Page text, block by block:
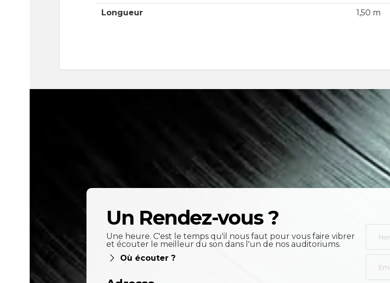
Longueur 1,50 m
Un Rendez-vous ?
Une heure. C'est le temps qu'il nous faut pour vous faire vibrer
et écouter le meilleur du son dans l'un de nos auditoriums.
Où écouter ?